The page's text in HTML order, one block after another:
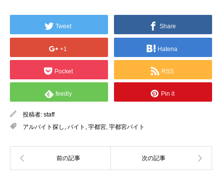
Tweet Share
+1 Hatena
Pocket RSS
feedly Pin it
投稿者: staff
アルバイト探し , バイト , 宇都宮, 宇都宮バイト